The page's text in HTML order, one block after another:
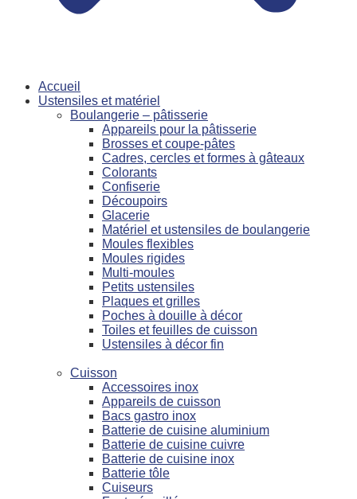
Accueil
Ustensiles et matériel
Boulangerie – pâtisserie
Appareils pour la pâtisserie
Brosses et coupe-pâtes
Cadres, cercles et formes à gâteaux
Colorants
Confiserie
Découpoirs
Glacerie
Matériel et ustensiles de boulangerie
Moules flexibles
Moules rigides
Multi-moules
Petits ustensiles
Plaques et grilles
Poches à douille à décor
Toiles et feuilles de cuisson
Ustensiles à décor fin
Cuisson
Accessoires inox
Appareils de cuisson
Bacs gastro inox
Batterie de cuisine aluminium
Batterie de cuisine cuivre
Batterie de cuisine inox
Batterie tôle
Cuiseurs